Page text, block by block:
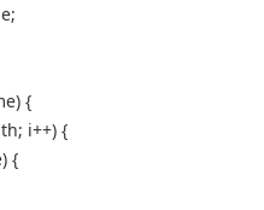
{
i++) {
{